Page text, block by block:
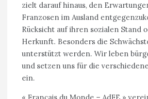
zielt darauf hinaus, den
Franzosen im Ausland
Rücksicht auf ihren sozialen Stand
Herkunft. Besonders die
unterstützt werden. Wir leben
und setzen uns für die
ein.